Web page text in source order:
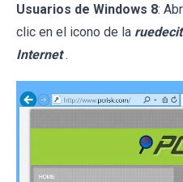
Usuarios de Windows 8:
clic en el icono de la
Internet .